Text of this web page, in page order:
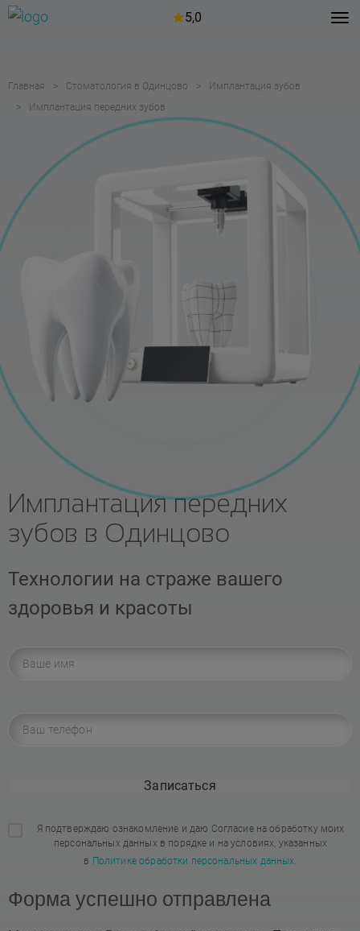
5,0
Главная Стоматология в Одинцово
Имплантация зубов
Имплантация передних зубов
Имплантация передних
зубов в Одинцово
Технологии на страже вашего
здоровья и красоты
Записаться
Я подтверждаю ознакомление и даю Согласие на обработку моих
персональных данных в порядке и на условиях, указанных
в Политике обработки персональных данных.
Форма успешно отправлена